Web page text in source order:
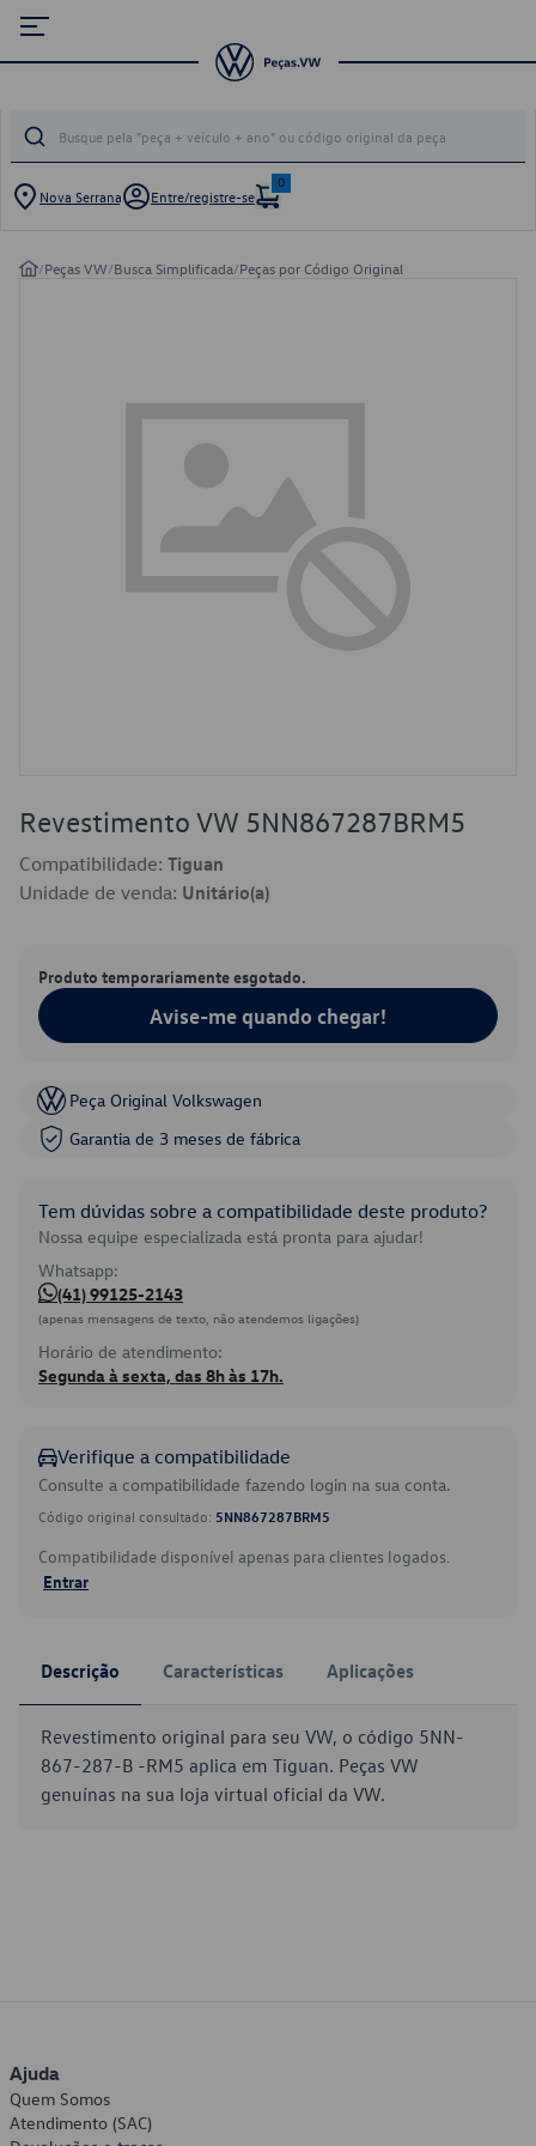
Nova Serrana Entre/registre-se
0
/Peças VW/Busca Simplificada/Peças por Código Original
Revestimento VW 5NN867287BRM5
Compatibilidade: Tiguan
Unidade de venda: Unitário(a)
Produto temporariamente esgotado.
Avise-me quando chegar!
Peça Original Volkswagen
Garantia de 3 meses de fábrica
Tem dúvidas sobre a compatibilidade deste produto?
Nossa equipe especializada está pronta para ajudar!
Whatsapp:
(41) 99125-2143
(apenas mensagens de texto, não atendemos ligações)
Horário de atendimento:
Segunda à sexta, das 8h às 17h.
Verifique a compatibilidade
Consulte a compatibilidade fazendo login na sua conta.
Código original consultado: 5NN867287BRM5
Compatibilidade disponível apenas para clientes logados.
Entrar
Descrição Características Aplicações
Revestimento original para seu VW, o código 5NN-
867-287-B -RM5 aplica em Tiguan. Peças VW
genuínas na sua loja virtual oficial da VW.
Ajuda
Quem Somos
Atendimento (SAC)